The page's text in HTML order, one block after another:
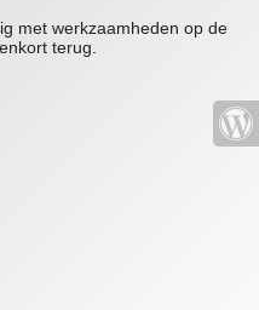
met werkzaamheden op de
terug.